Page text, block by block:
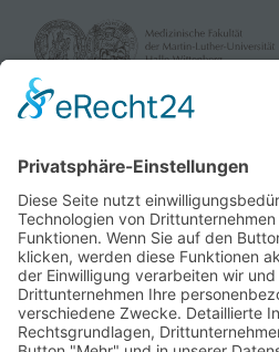
gefördert durch:
und die Landesverbände der
sowie dem Verband der Privaten